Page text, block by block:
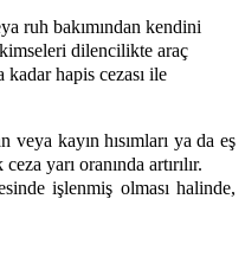
ruh bakımından kendini
dilencilikte araç
hapis cezası ile
kayın hısımları ya da eş
yarı oranında artırılır.
işlenmiş olması halinde,